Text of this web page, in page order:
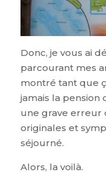
Donc, je vous ai
parcourant mes
montré tant que
jamais la pension
une grave erreur
originales et
séjourné.
Alors, la voilà.